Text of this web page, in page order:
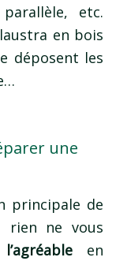
etc.
en bois
déposent les
une
principale de
rien ne vous
en